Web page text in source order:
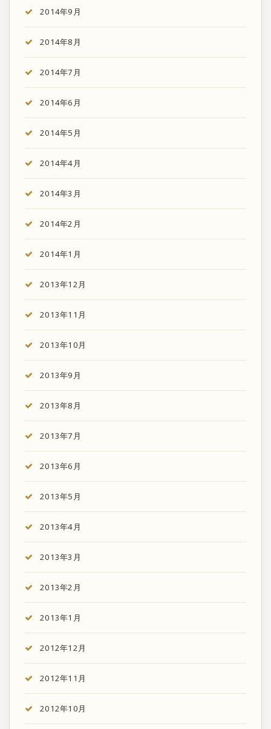
2014年9月
2014年8月
2014年7月
2014年6月
2014年5月
2014年4月
2014年3月
2014年2月
2014年1月
2013年12月
2013年11月
2013年10月
2013年9月
2013年8月
2013年7月
2013年6月
2013年5月
2013年4月
2013年3月
2013年2月
2013年1月
2012年12月
2012年11月
2012年10月